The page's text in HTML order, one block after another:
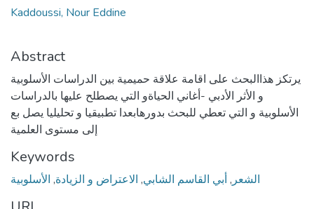
Kaddoussi, Nour Eddine
Abstract
يرتكز هذاالبحث على اقامة علاقة حميمية بين الدراسات الأسلوبية
و الأثر الأدبي -أغاني الحياةو التي يصطلح عليها بالدراسات
الأسلوبية و التي تعطي للبحث بدورهابعدا تطبيقيا و تحليليا يصل بع
إلى مستوى العلمية
Keywords
الشعر , أبي القاسم الشابي, الاعتراض و الزيادة, الأسلوبية